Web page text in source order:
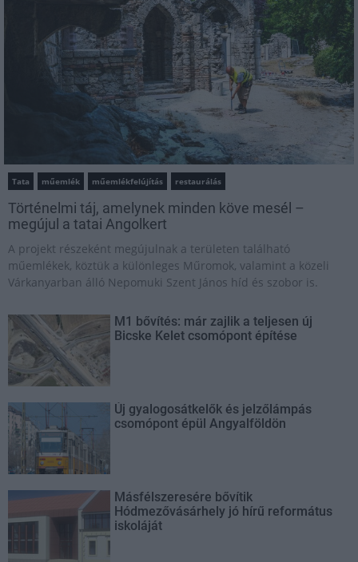
Tata műemlék műemlékfelújítás restaurálás
Történelmi táj, amelynek minden köve mesél –
megújul a tatai Angolkert
A projekt részeként megújulnak a területen található
műemlékek, köztük a különleges Műromok, valamint a közeli
Várkanyarban álló Nepomuki Szent János híd és szobor is.
M1 bővítés: már zajlik a teljesen új
Bicske Kelet csomópont építése
Új gyalogosátkelők és jelzőlámpás
csomópont épül Angyalföldön
Másfélszeresére bővítik
Hódmezővásárhely jó hírű református
iskoláját